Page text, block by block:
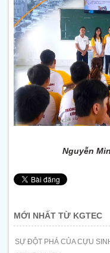
Nguyễn
MỚI NHẤT TỪ KGTEC
SỰ ĐỘT PHÁ CỦA CỰU